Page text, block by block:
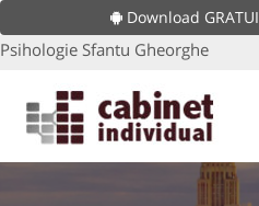
Download
Psihologie Sfantu Gheorghe